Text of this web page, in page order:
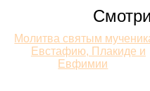
Смотрите
также:
Молитва святым
Евстафию, Плакиде и
Евфимии